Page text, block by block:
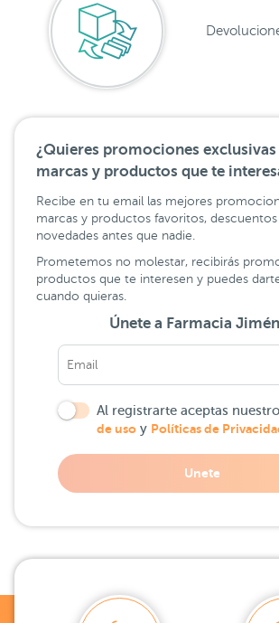
¿Quieres promociones exclusivas
marcas y productos que te
Recibe en tu email las mejores
marcas y productos favoritos, descuentos
novedades antes que nadie.
Prometemos no molestar, recibirás
productos que te interesen y puedes
cuando quieras.
Únete a Farmacia
Al registrarte aceptas
de uso y Políticas de
Unete